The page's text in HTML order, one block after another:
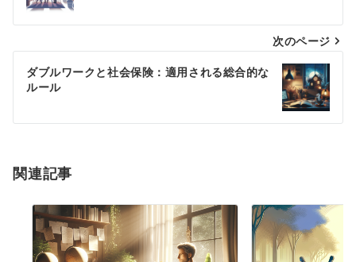
ビ
ゲ
シ
ン
次のページ
ダブルワークと社会保険：適用される総合的な
ルール
関連記事